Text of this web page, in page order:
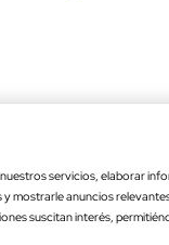
alta calidad
servicios, elaborar
mostrarle anuncios
suscitan interés,